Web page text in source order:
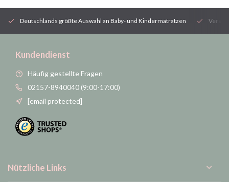
Deutschlands größte Auswahl an Baby- und Kindermatratzen
Kundendienst
Häufig gestellte Fragen
02157-8940040 (9:00-17:00)
[email protected]
Nützliche Links